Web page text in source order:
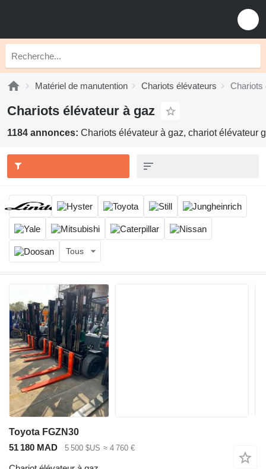
Matériel de manutention Chariots élévateurs Chariots
Chariots élévateur à gaz
1184 annonces: Chariots élévateur à gaz, chariot élévateur
Tous
Toyota FGZN30
51 180 MAD
5 500 $US ≈ 4 760 €